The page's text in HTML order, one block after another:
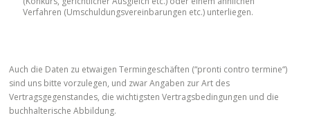
Verfahren (Umschuldungsvereinbarungen etc.) unterliegen.
Auch die Daten zu etwaigen Termingeschäften (“pronti contro termine“)
sind uns bitte vorzulegen, und zwar Angaben zur Art des
Vertragsgegenstandes, die wichtigsten Vertragsbedingungen und die
buchhalterische Abbildung.